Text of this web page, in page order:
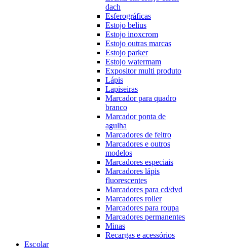
dach
Esferográficas
Estojo belius
Estojo inoxcrom
Estojo outras marcas
Estojo parker
Estojo watermam
Expositor multi produto
Lápis
Lapiseiras
Marcador para quadro
branco
Marcador ponta de
agulha
Marcadores de feltro
Marcadores e outros
modelos
Marcadores especiais
Marcadores lápis
fluorescentes
Marcadores para cd/dvd
Marcadores roller
Marcadores para roupa
Marcadores permanentes
Minas
Recargas e acessórios
Escolar